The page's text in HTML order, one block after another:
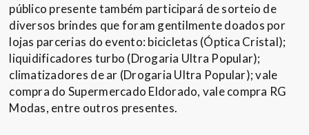
público presente também participará de sorteio de
diversos brindes que foram gentilmente doados por
lojas parcerias do evento: bicicletas (Óptica Cristal);
liquidificadores turbo (Drogaria Ultra Popular);
climatizadores de ar (Drogaria Ultra Popular); vale
compra do Supermercado Eldorado, vale compra RG
Modas, entre outros presentes.